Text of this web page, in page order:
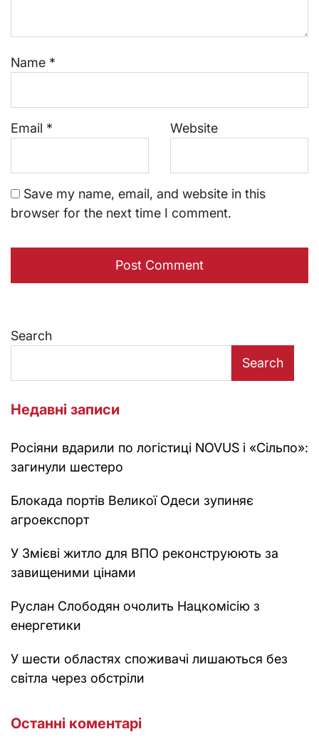
Name *
Email * Website
Save my name, email, and website in this
browser for the next time I comment.
Search
Search
Недавні записи
Росіяни вдарили по логістиці NOVUS і «Сільпо»:
загинули шестеро
Блокада портів Великої Одеси зупиняє
агроекспорт
У Змієві житло для ВПО реконструюють за
завищеними цінами
Руслан Слободян очолить Нацкомісію з
енергетики
У шести областях споживачі лишаються без
світла через обстріли
Останні коментарі